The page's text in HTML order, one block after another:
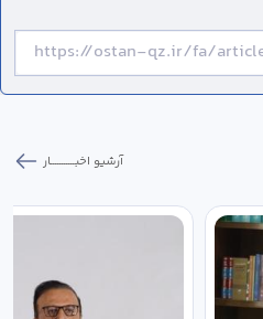
آرشیو اخبـــــــــــار